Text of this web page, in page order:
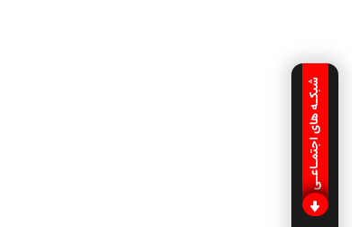
شبکـه های اجتمـاعـی